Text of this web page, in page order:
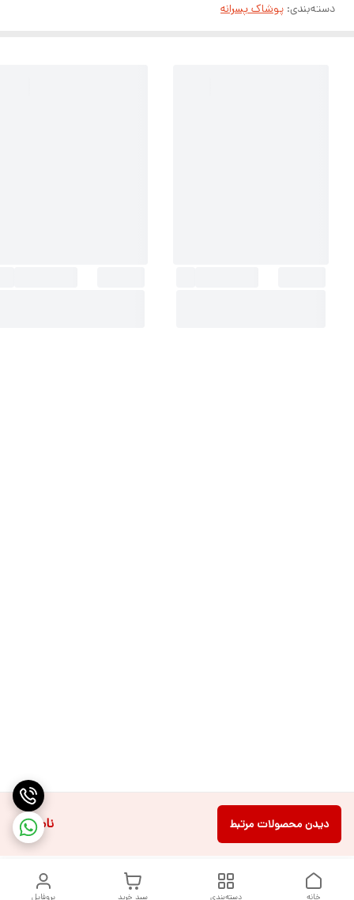
ناموجود دیدن محصولات مرتبط
دسته‌بندی: پوشاک پسرانه
پروفایل سبد خرید دسته‌بندی خانه